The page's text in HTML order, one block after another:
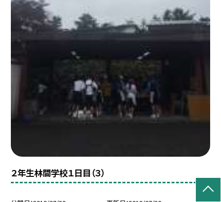
２年生林間学校１日目（３）